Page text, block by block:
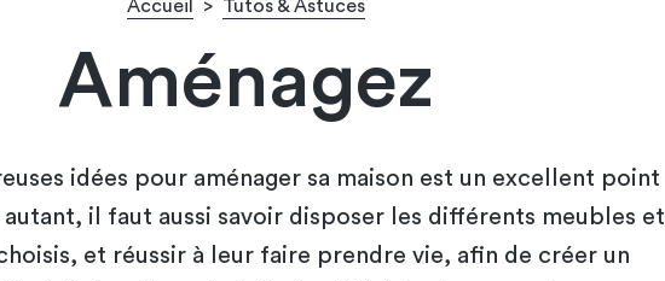
Accueil > Tutos & Astuces
Aménagez
idées pour aménager sa maison est un excellent point
il faut aussi savoir disposer les différents meubles et
et réussir à leur faire prendre vie, afin de créer un